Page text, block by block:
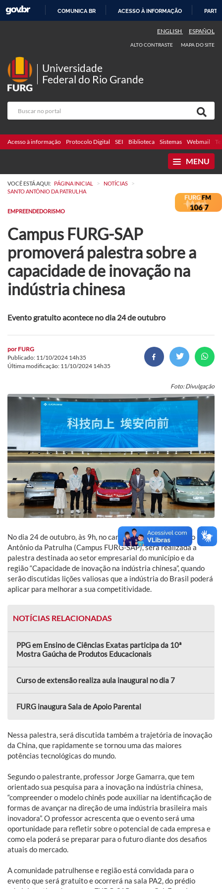
COMUNICA BR ACESSO À INFORMAÇÃO
ENGLISH ESPAÑOL
ALTO CONTRASTE MAPA DO SITE
Universidade
Federal do Rio Grande
Acesso à informação Protocolo Digital SEI Biblioteca Sistemas Webmail
MENU
VOCÊ ESTÁ AQUI: PÁGINA INICIAL > NOTÍCIAS >
SANTO ANTÔNIO DA PATRULHA
EMPREENDEDORISMO
Campus FURG-SAP
promoverá palestra sobre a
capacidade de inovação na
indústria chinesa
Evento gratuito acontece no dia 24 de outubro
por FURG
Publicado: 11/10/2024 14h35
Última modificação: 11/10/2024 14h35
Foto: Divulgação
No dia 24 de outubro, às 9h, no campus da FURG em Santo
Antônio da Patrulha (Campus FURG-SAP), será realizada a
palestra destinada ao setor empresarial do município e da
região “Capacidade de inovação na indústria chinesa”, quando
serão discutidas lições valiosas que a indústria do Brasil poderá
aplicar para melhorar a sua competitividade.
NOTÍCIAS RELACIONADAS
PPG em Ensino de Ciências Exatas participa da 10ª
Mostra Gaúcha de Produtos Educacionais
Curso de extensão realiza aula inaugural no dia 7
FURG inaugura Sala de Apoio Parental
Nessa palestra, será discutida também a trajetória de inovação
da China, que rapidamente se tornou uma das maiores
potências tecnológicas do mundo.
Segundo o palestrante, professor Jorge Gamarra, que tem
orientado sua pesquisa para a inovação na indústria chinesa,
“compreender o modelo chinês pode auxiliar na identificação de
formas de avançar na direção de uma indústria brasileira mais
inovadora”. O professor acrescenta que o evento será uma
oportunidade para refletir sobre o potencial de cada empresa e
como ela poderá se preparar para o futuro diante dos desafios
atuais do mercado.
A comunidade patrulhense e região está convidada para o
evento que será gratuito e ocorrerá na sala PA2, do prédio